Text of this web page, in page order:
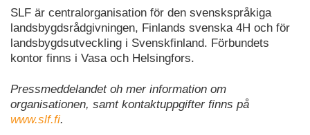
SLF är centralorganisation för den svenskspråkiga
landsbygdsrådgivningen, Finlands svenska 4H och för
landsbygdsutveckling i Svenskfinland. Förbundets
kontor finns i Vasa och Helsingfors.
Pressmeddelandet oh mer information om
organisationen, samt kontaktuppgifter finns på
www.slf.fi.